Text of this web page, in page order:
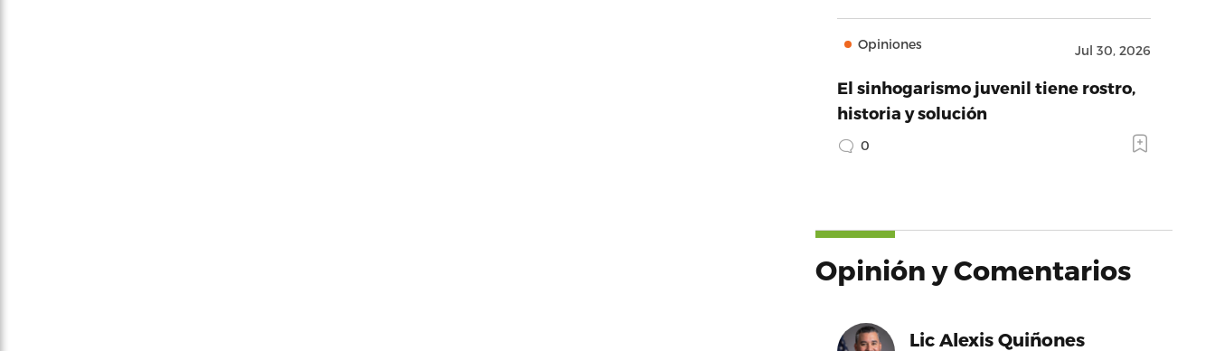
Opiniones Jul 30, 2026
El sinhogarismo juvenil tiene rostro,
historia y solución
0
Opinión y Comentarios
Lic Alexis Quiñones